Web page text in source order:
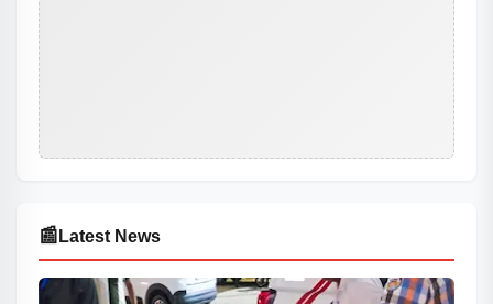
📰 Latest News